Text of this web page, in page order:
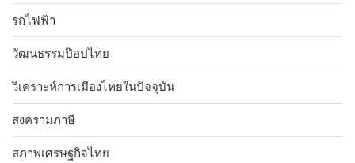
รถไฟฟ้า
วัฒนธรรมป๊อปไทย
วิเคราะห์การเมืองไทยในปัจจุบัน
สงครามภาษี
สภาพเศรษฐกิจไทย